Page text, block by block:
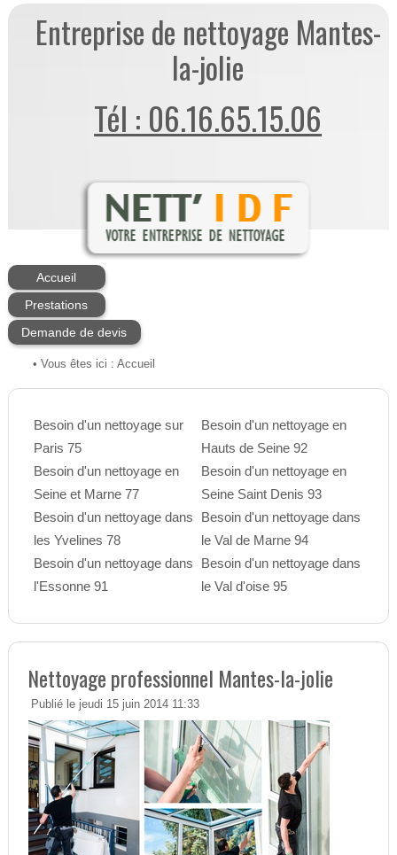
Entreprise de nettoyage Mantes-
la-jolie
Tél : 06.16.65.15.06
Accueil
Prestations
Demande de devis
• Vous êtes ici : Accueil
Besoin d'un nettoyage sur
Paris 75
Besoin d'un nettoyage en
Seine et Marne 77
Besoin d'un nettoyage dans
les Yvelines 78
Besoin d'un nettoyage dans
l'Essonne 91
Besoin d'un nettoyage en
Hauts de Seine 92
Besoin d'un nettoyage en
Seine Saint Denis 93
Besoin d'un nettoyage dans
le Val de Marne 94
Besoin d'un nettoyage dans
le Val d'oise 95
Nettoyage professionnel Mantes-la-jolie
Publié le jeudi 15 juin 2014 11:33